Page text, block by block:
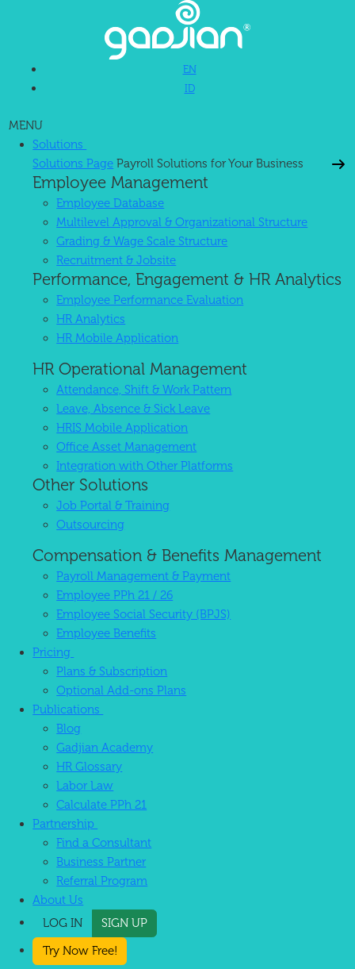
EN
ID
MENU
Solutions
Solutions Page Payroll Solutions for Your Business
Employee Management
Employee Database
Multilevel Approval & Organizational Structure
Grading & Wage Scale Structure
Recruitment & Jobsite
Performance, Engagement & HR Analytics
Employee Performance Evaluation
HR Analytics
HR Mobile Application
HR Operational Management
Attendance, Shift & Work Pattern
Leave, Absence & Sick Leave
HRIS Mobile Application
Office Asset Management
Integration with Other Platforms
Other Solutions
Job Portal & Training
Outsourcing
Compensation & Benefits Management
Payroll Management & Payment
Employee PPh 21 / 26
Employee Social Security (BPJS)
Employee Benefits
Pricing
Plans & Subscription
Optional Add-ons Plans
Publications
Blog
Gadjian Academy
HR Glossary
Labor Law
Calculate PPh 21
Partnership
Find a Consultant
Business Partner
Referral Program
About Us
LOG IN
SIGN UP
Try Now Free!